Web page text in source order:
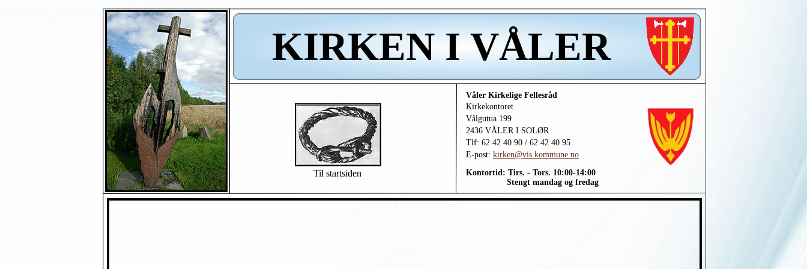
Våler Kirkelige Fellesråd
Kirkekontoret
Vålgutua 199
2436 VÅLER I SOLØR
Tlf: 62 42 40 90 / 62 42 40 95
E-post: kirken@vis.kommune.no
Kontortid: Tirs. - Tors. 10:00-14:00
Stengt mandag og fredag
KIRKEN I VÅLER
Til startsiden